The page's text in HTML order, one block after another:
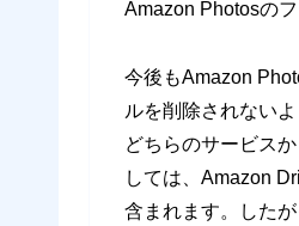
Amazon Photosの
今後もAmazon
ルを削除されない
どちらのサービス
しては、Amazon
含まれます。した